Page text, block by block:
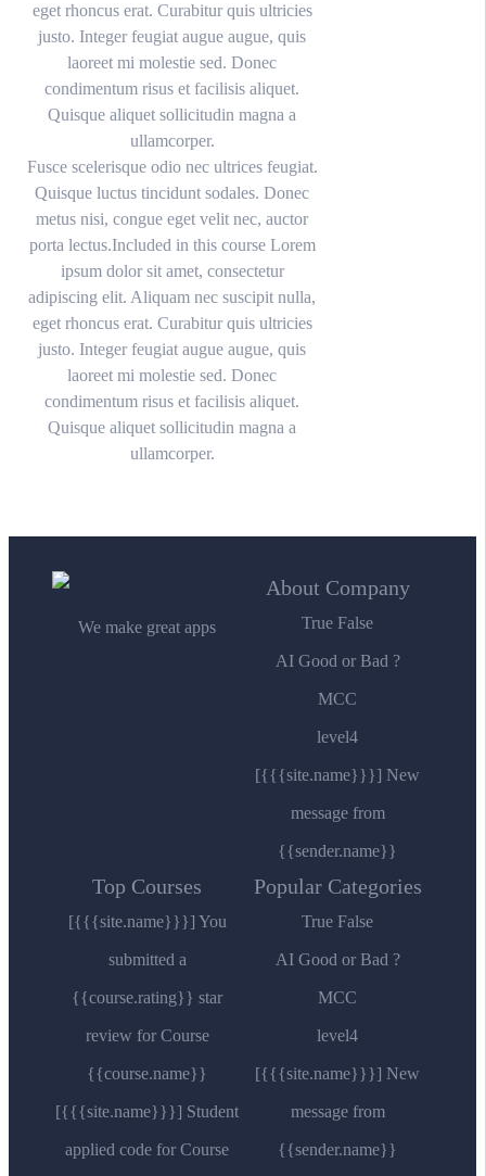
eget rhoncus erat. Curabitur quis ultricies
justo. Integer feugiat augue augue, quis
laoreet mi molestie sed. Donec
condimentum risus et facilisis aliquet.
Quisque aliquet sollicitudin magna a
ullamcorper.
Fusce scelerisque odio nec ultrices feugiat.
Quisque luctus tincidunt sodales. Donec
metus nisi, congue eget velit nec, auctor
porta lectus.Included in this course Lorem
ipsum dolor sit amet, consectetur
adipiscing elit. Aliquam nec suscipit nulla,
eget rhoncus erat. Curabitur quis ultricies
justo. Integer feugiat augue augue, quis
laoreet mi molestie sed. Donec
condimentum risus et facilisis aliquet.
Quisque aliquet sollicitudin magna a
ullamcorper.
We make great apps
About Company
True False
AI Good or Bad ?
MCC
level4
[{{{site.name}}}] New
message from
{{sender.name}}
Top Courses
[{{{site.name}}}] You
submitted a
{{course.rating}} star
review for Course
{{course.name}}
[{{{site.name}}}] Student
applied code for Course
Popular Categories
True False
AI Good or Bad ?
MCC
level4
[{{{site.name}}}] New
message from
{{sender.name}}